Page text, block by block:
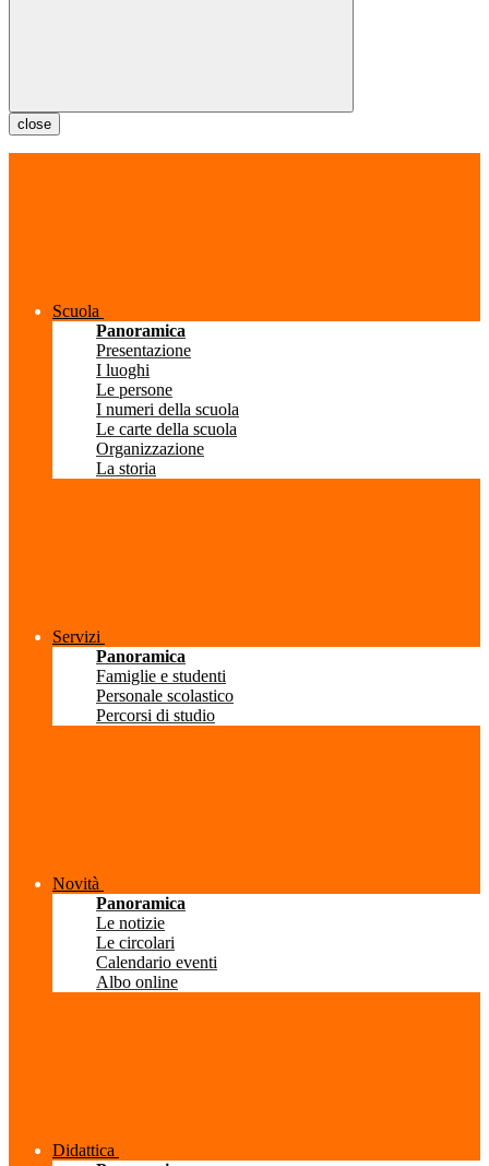
close
Scuola
Panoramica
Presentazione
I luoghi
Le persone
I numeri della scuola
Le carte della scuola
Organizzazione
La storia
Servizi
Panoramica
Famiglie e studenti
Personale scolastico
Percorsi di studio
Novità
Panoramica
Le notizie
Le circolari
Calendario eventi
Albo online
Didattica